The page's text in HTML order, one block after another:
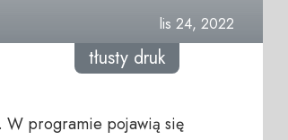
lis 24, 2022
tłusty druk
W programie pojawią się